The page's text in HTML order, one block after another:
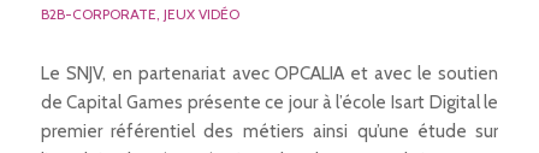
B2B-CORPORATE JEUX VIDÉO
Le SNJV, en partenariat avec OPCALIA et avec le soutien
de Capital Games présente ce jour à l’école Isart Digital le
premier référentiel des métiers ainsi qu’une étude sur